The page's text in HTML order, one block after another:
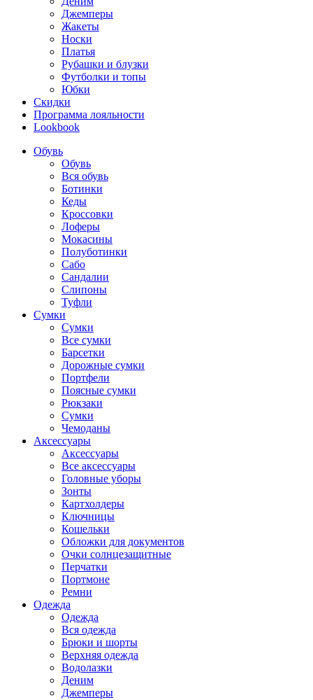
Джемперы
Жакеты
Носки
Платья
Рубашки и блузки
Футболки и топы
Юбки
Скидки
Программа лояльности
Lookbook
Обувь
Обувь
Вся обувь
Ботинки
Кеды
Кроссовки
Лоферы
Мокасины
Полуботинки
Сабо
Сандалии
Слипоны
Туфли
Сумки
Сумки
Все сумки
Барсетки
Дорожные сумки
Портфели
Поясные сумки
Рюкзаки
Сумки
Чемоданы
Аксессуары
Аксессуары
Все аксессуары
Головные уборы
Зонты
Картхолдеры
Ключницы
Кошельки
Обложки для документов
Очки солнцезащитные
Перчатки
Портмоне
Ремни
Одежда
Одежда
Вся одежда
Брюки и шорты
Верхняя одежда
Водолазки
Деним
Джемперы